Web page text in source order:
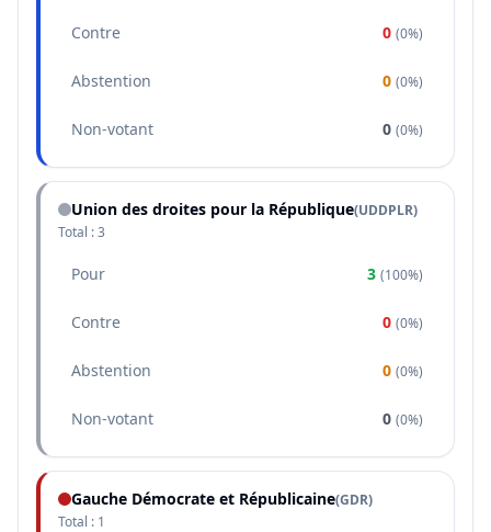
Contre 0 (0%)
Abstention 0 (0%)
Non-votant 0 (0%)
Union des droites pour la République(UDDPLR)
Total :3
Pour 3 (100%)
Contre 0 (0%)
Abstention 0 (0%)
Non-votant 0 (0%)
Gauche Démocrate et Républicaine(GDR)
Total : 1